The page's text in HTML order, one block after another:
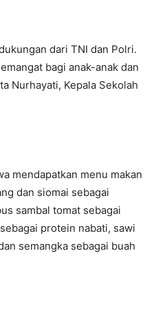
dari TNI dan Polri.
bagi anak-anak dan
Nurhayati, Kepala Sekolah
mendapatkan menu makan
dan siomai sebagai
sambal tomat sebagai
protein nabati, sawi
semangka sebagai buah